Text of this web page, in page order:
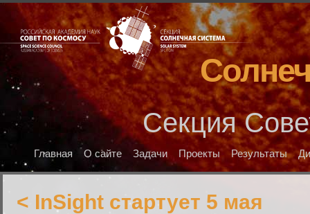
Секция
Главная О сайте Задачи Проекты Результаты
< InSight стартует 5 мая